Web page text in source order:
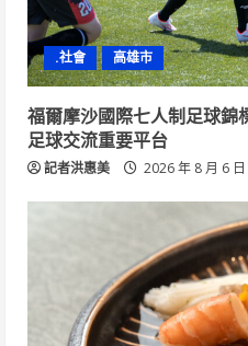
.社會 高雄市
福爾摩沙國際七人制足球
足球交流重要平台
記者洪惠美 2026 年 8 月 6 日